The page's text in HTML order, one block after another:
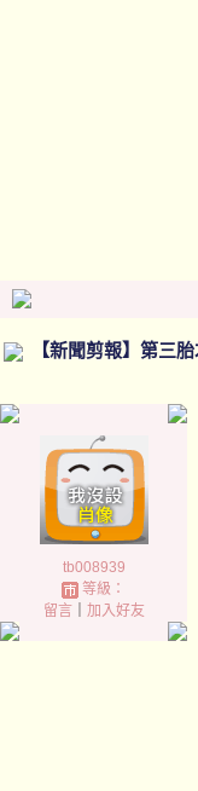
【新聞剪報】第三
tb008939
等級：
留言｜ 加入好友